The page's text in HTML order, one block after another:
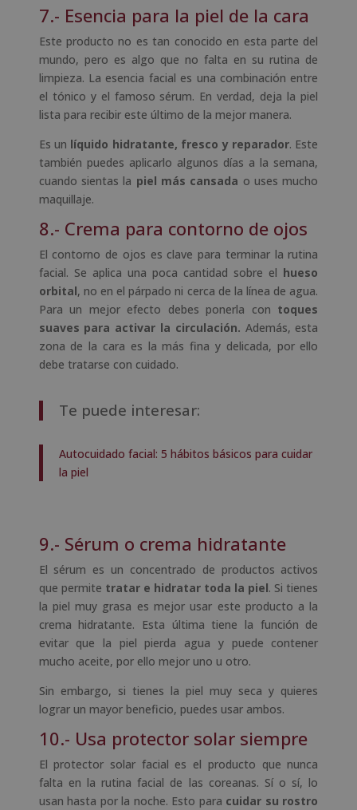
7.- Esencia para la piel de la cara
Este producto no es tan conocido en esta parte del
mundo, pero es algo que no falta en su rutina de
limpieza. La esencia facial es una combinación entre
el tónico y el famoso sérum. En verdad, deja la piel
lista para recibir este último de la mejor manera.
Es un líquido hidratante, fresco y reparador. Este
también puedes aplicarlo algunos días a la semana,
cuando sientas la piel más cansada o uses mucho
maquillaje.
8.- Crema para contorno de ojos
El contorno de ojos es clave para terminar la rutina
facial. Se aplica una poca cantidad sobre el hueso
orbital, no en el párpado ni cerca de la línea de agua.
Para un mejor efecto debes ponerla con toques
suaves para activar la circulación. Además, esta
zona de la cara es la más fina y delicada, por ello
debe tratarse con cuidado.
Te puede interesar:
Autocuidado facial: 5 hábitos básicos para cuidar
la piel
9.- Sérum o crema hidratante
El sérum es un concentrado de productos activos
que permite tratar e hidratar toda la piel. Si tienes
la piel muy grasa es mejor usar este producto a la
crema hidratante. Esta última tiene la función de
evitar que la piel pierda agua y puede contener
mucho aceite, por ello mejor uno u otro.
Sin embargo, si tienes la piel muy seca y quieres
lograr un mayor beneficio, puedes usar ambos.
10.- Usa protector solar siempre
El protector solar facial es el producto que nunca
falta en la rutina facial de las coreanas. Sí o sí, lo
usan hasta por la noche. Esto para cuidar su rostro